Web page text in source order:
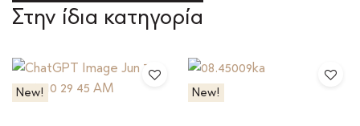
Στην ίδια κατηγορία
New! New!